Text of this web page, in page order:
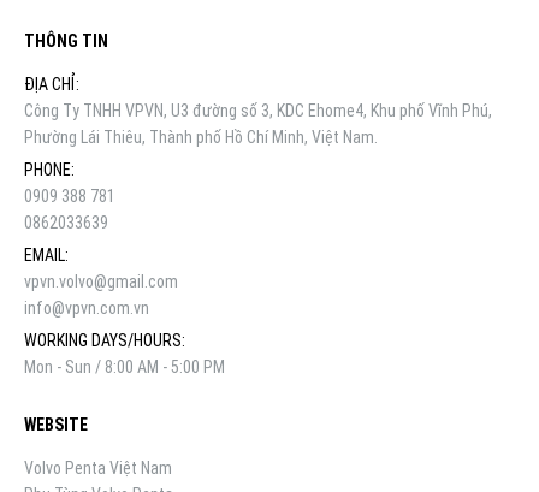
THÔNG TIN
ĐỊA CHỈ:
Công Ty TNHH VPVN, U3 đường số 3, KDC Ehome4, Khu phố Vĩnh Phú,
Phường Lái Thiêu, Thành phố Hồ Chí Minh, Việt Nam.
PHONE:
0909 388 781
0862033639
EMAIL:
vpvn.volvo@gmail.com
info@vpvn.com.vn
WORKING DAYS/HOURS:
Mon - Sun / 8:00 AM - 5:00 PM
WEBSITE
Volvo Penta Việt Nam